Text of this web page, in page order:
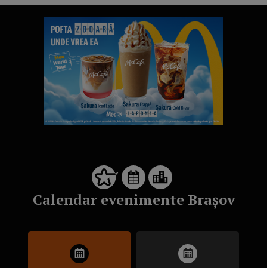
Calendar evenimente Brașov